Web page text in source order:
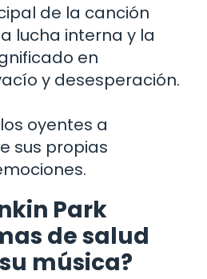
de la canción
lucha interna y la
en
y desesperación.
oyentes a
sus propias
Park
de salud
música?